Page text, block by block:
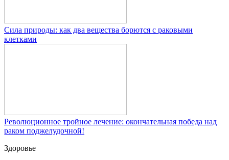
Сила природы: как два вещества борются с раковыми
клетками
Революционное тройное лечение: окончательная победа над
раком поджелудочной!
Здоровье